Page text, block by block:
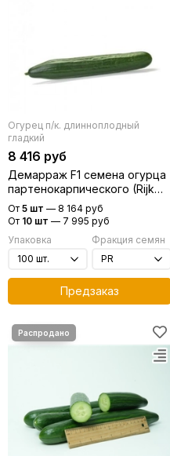
Огурец п/к. длинноплодный
гладкий
8 416 руб
Демарраж F1 семена огурца
партенокарпического (Rijk
Zwaan / Райк Цваан)
От 5 шт — 8 164 руб
От 10 шт — 7 995 руб
Упаковка
Фракция семян
Предзаказ